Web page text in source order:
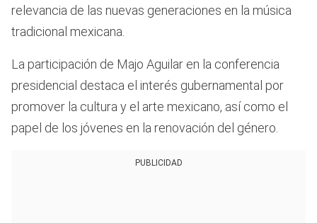
relevancia de las nuevas generaciones en la música
tradicional mexicana.
La participación de Majo Aguilar en la conferencia
presidencial destaca el interés gubernamental por
promover la cultura y el arte mexicano, así como el
papel de los jóvenes en la renovación del género.
PUBLICIDAD